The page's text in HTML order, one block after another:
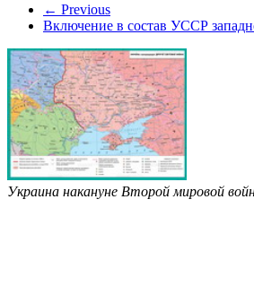
← Previous
Включение в состав УССР
Украина накануне Второй мировой